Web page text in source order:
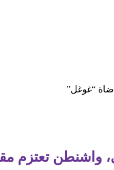
“غوغل”
واشنطن تعتزم